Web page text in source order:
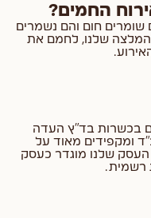
החמים?
חום והם נשמרים
שלנו, לחמם את
בכשרות בד"ץ העדה
ומקפידים מאוד על
העסק שלנו מוגדר כעסק
רשמית.